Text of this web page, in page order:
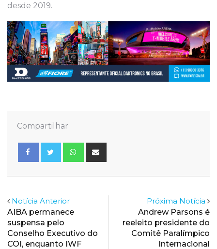
desde 2019.
Compartilhar
Whatsapp
Notícia Anterior
AIBA permanece
suspensa pelo
Conselho Executivo do
COI, enquanto IWF
Próxima Notícia
Andrew Parsons é
reeleito presidente do
Comitê Paralímpico
Internacional